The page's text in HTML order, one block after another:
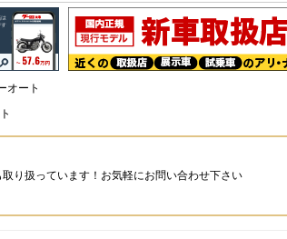
オート
り扱っています！お気軽にお問い合わせ下さい